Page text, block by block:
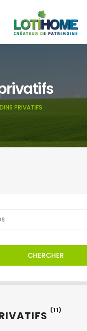
PRIVATIFS
UN BIEN
CHERCHER
(11)